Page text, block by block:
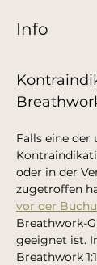
Info
Falls eine der
oder in der
zugetroffen
vor der
Breathwork-
geeignet ist.
Breathwork